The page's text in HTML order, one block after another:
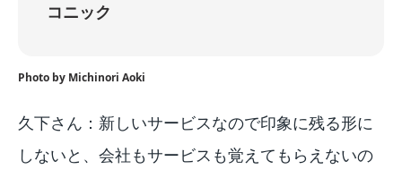
コニック
Photo by Michinori Aoki
久下さん：新しいサービスなので印象に残る形に
しないと、会社もサービスも覚えてもらえないの